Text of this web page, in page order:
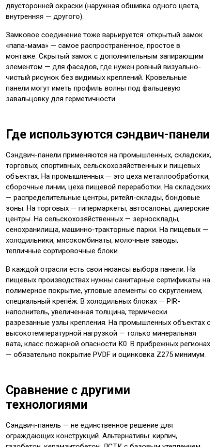
двусторонней окраски (наружная обшивка одного цвета,
внутренняя — другого).
Замковое соединение тоже варьируется: открытый замок
«папа-мама» — самое распространённое, простое в
монтаже. Скрытый замок с дополнительным запирающим
элементом — для фасадов, где нужен ровный визуально-
чистый рисунок без видимых креплений. Кровельные
панели могут иметь профиль волны под фальцевую
завальцовку для герметичности.
Где используются сэндвич-панели
Сэндвич-панели применяются на промышленных, складских,
торговых, спортивных, сельскохозяйственных и пищевых
объектах. На промышленных — это цеха металлообработки,
сборочные линии, цеха пищевой переработки. На складских
— распределительные центры, ритейл-склады, бондовые
зоны. На торговых — гипермаркеты, автосалоны, дилерские
центры. На сельскохозяйственных — зерносклады,
сенохранилища, машинно-тракторные парки. На пищевых —
холодильники, мясокомбинаты, молочные заводы,
тепличные сортировочные блоки.
В каждой отрасли есть свои нюансы выбора панели. На
пищевых производствах нужны санитарные сертификаты на
полимерное покрытие, угловые элементы со скруглением,
специальный крепёж. В холодильных блоках — PIR-
наполнитель, увеличенная толщина, термически
разрезанные узлы крепления. На промышленных объектах с
высокотемпературной нагрузкой — только минеральная
вата, класс пожарной опасности К0. В прибрежных регионах
— обязательно покрытие PVDF и оцинковка Z275 минимум.
Сравнение с другими
технологиями
Сэндвич-панель — не единственное решение для
ограждающих конструкций. Альтернативы: кирпич,